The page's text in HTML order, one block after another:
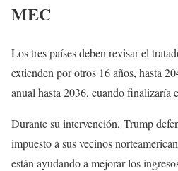
MEC
Los tres países deben revisar el
extienden por otros 16 años, hasta
anual hasta 2036, cuando finalizaría
Durante su intervención, Trump
impuesto a sus vecinos
están ayudando a mejorar los